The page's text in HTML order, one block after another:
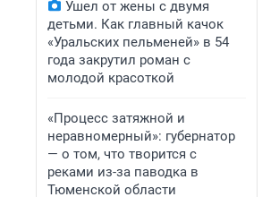
Ушел от жены с двумя
детьми. Как главный качок
«Уральских пельменей» в 54
года закрутил роман с
молодой красоткой
«Процесс затяжной и
неравномерный»: губернатор
— о том, что творится с
реками из-за паводка в
Тюменской области